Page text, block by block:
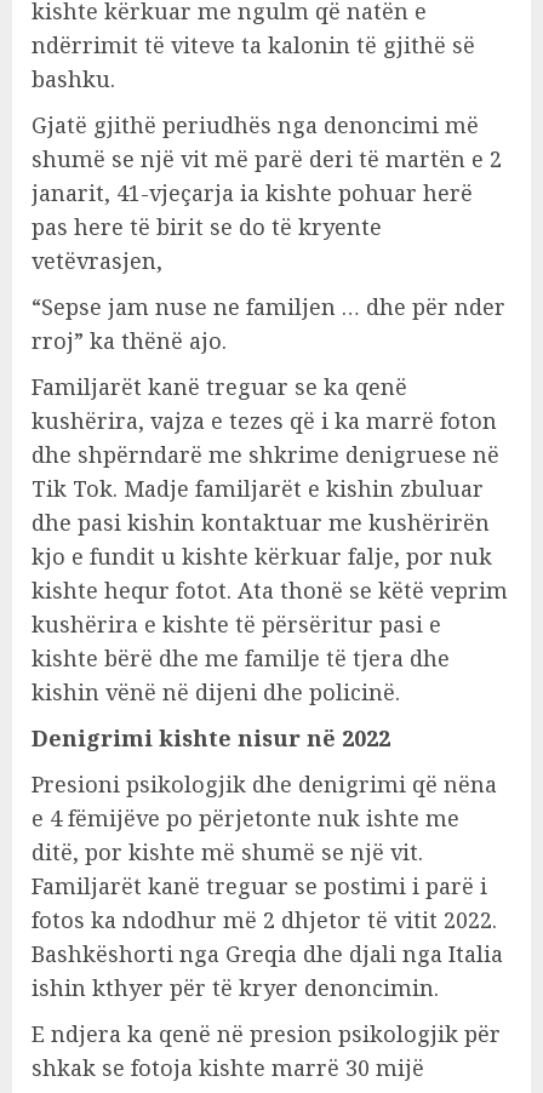
kishte kërkuar me ngulm që natën e
ndërrimit të viteve ta kalonin të gjithë së
bashku.
Gjatë gjithë periudhës nga denoncimi më
shumë se një vit më parë deri të martën e 2
janarit, 41-vjeçarja ia kishte pohuar herë
pas here të birit se do të kryente
vetëvrasjen,
“Sepse jam nuse ne familjen … dhe për nder
rroj” ka thënë ajo.
Familjarët kanë treguar se ka qenë
kushërira, vajza e tezes që i ka marrë foton
dhe shpërndarë me shkrime denigruese në
Tik Tok. Madje familjarët e kishin zbuluar
dhe pasi kishin kontaktuar me kushërirën
kjo e fundit u kishte kërkuar falje, por nuk
kishte hequr fotot. Ata thonë se këtë veprim
kushërira e kishte të përsëritur pasi e
kishte bërë dhe me familje të tjera dhe
kishin vënë në dijeni dhe policinë.
Denigrimi kishte nisur në 2022
Presioni psikologjik dhe denigrimi që nëna
e 4 fëmijëve po përjetonte nuk ishte me
ditë, por kishte më shumë se një vit.
Familjarët kanë treguar se postimi i parë i
fotos ka ndodhur më 2 dhjetor të vitit 2022.
Bashkëshorti nga Greqia dhe djali nga Italia
ishin kthyer për të kryer denoncimin.
E ndjera ka qenë në presion psikologjik për
shkak se fotoja kishte marrë 30 mijë